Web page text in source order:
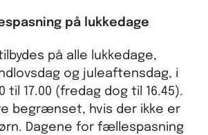
på lukkedage
på alle lukkedage,
og juleaftensdag, i
til 17.00 (fredag dog til 16.45).
begrænset, hvis der ikke er
Dagene for fællespasning